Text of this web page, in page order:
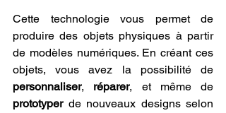
Cette technologie vous permet de
produire des objets physiques à partir
de modèles numériques. En créant ces
personnaliser, réparer
prototyper de nouveaux designs selon